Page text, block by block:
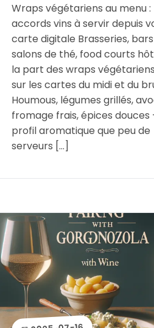
Wraps végétariens au menu :
accords vins à servir depuis
carte digitale Brasseries, bars
salons de thé, food courts
la part des wraps
sur les cartes du midi et du
Houmous, légumes grillés,
fromage frais, épices douces
profil aromatique que peu de
serveurs […]